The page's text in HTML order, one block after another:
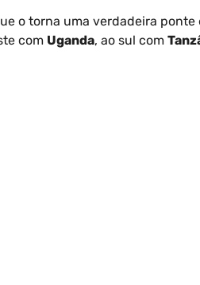
o torna uma verdadeira
com Uganda, ao sul com